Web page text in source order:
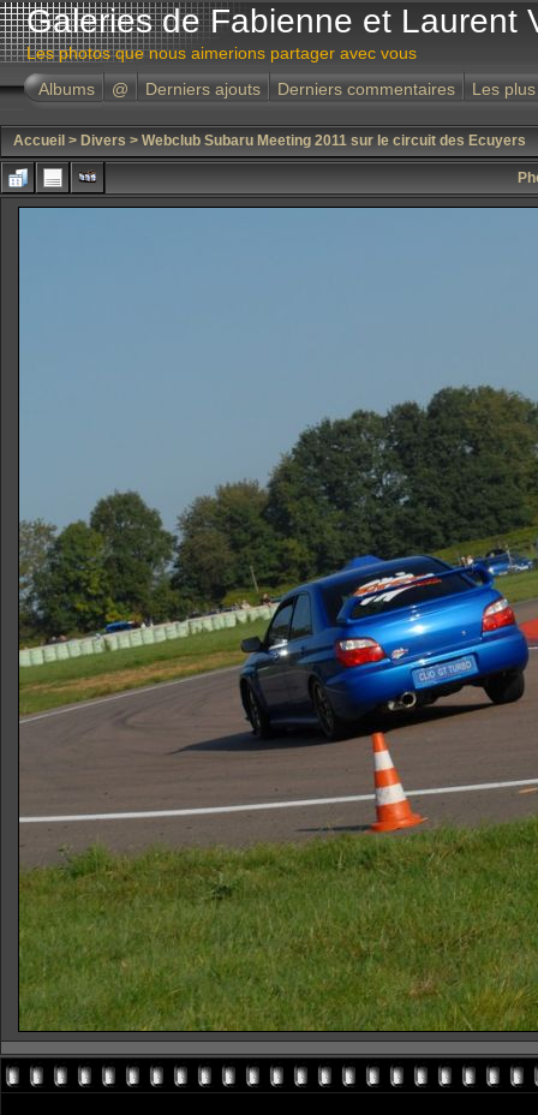
Galeries de Fabienne et Laurent
Les photos que nous aimerions partager avec vous
Albums
@ Derniers ajouts Derniers commentaires Les
Accueil > Divers > Webclub Subaru Meeting 2011 sur le circuit des Ecuyers